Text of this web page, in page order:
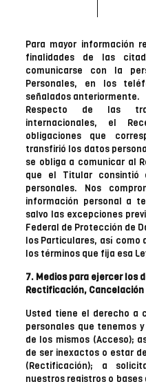
Para mayor información
finalidades de las
comunicarse con la
Personales, en los
señalados anteriormente.
Respecto de las
internacionales, el
obligaciones que
transfirió los datos
se obliga a comunicar al
que el Titular
personales. Nos
información personal a
salvo las excepciones
Federal de Protección de
los Particulares, así como
los términos que fija esa
7. Medios para ejercer los
Rectificación, Cancelación
Usted tiene el derecho a
personales que tenemos
de los mismos (Acceso);
de ser inexactos o estar
(Rectificación); a
nuestros registros o